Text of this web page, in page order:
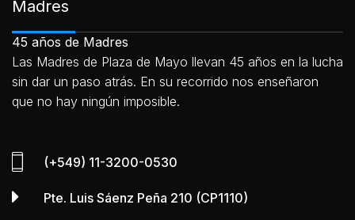
Madres
45 años de Madres
Las Madres de Plaza de Mayo llevan 45 años en la lucha
sin dar un paso atrás. En su recorrido nos enseñaron
que no hay ningún imposible.
(+549) 11-3200-0530
Pte. Luis Sáenz Peña 210 (CP1110)